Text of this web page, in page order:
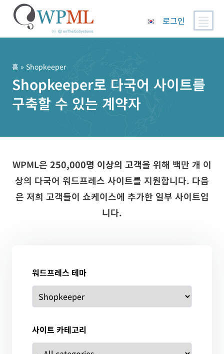
로그인
홈 » Shopkeeper
Shopkeeper로 다국어 사이트를
구축할 수 있는 계약자
WPML은 250,000명 이상의 고객을 위해 백만 개 이
상의 다국어 워드프레스 사이트를 지원합니다. 다음
은 저희 고객들이 쇼케이스에 추가한 일부 사이트입
니다.
워드프레스 테마
사이트 카테고리